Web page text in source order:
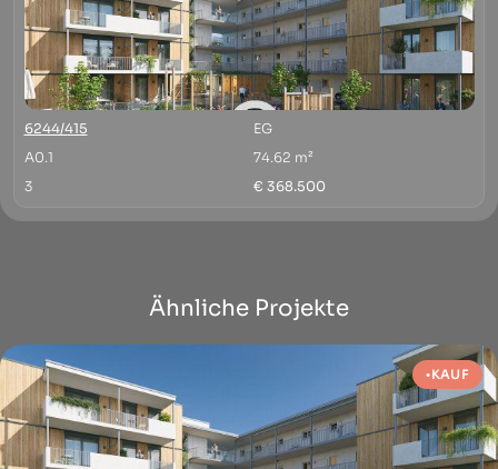
6244/415
EG
A0.1
74.62 m²
3
€ 368.500
Ähnliche Projekte
KAUF